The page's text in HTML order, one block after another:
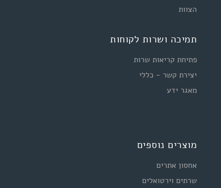
הצוות
תמיכה ושרות לקוחות
פתיחת קריאות שרות
יצירת קשר - כללי
מאגר ידע
מוצרים נוספים
אחסון אתרים
שרתים וירטואלים